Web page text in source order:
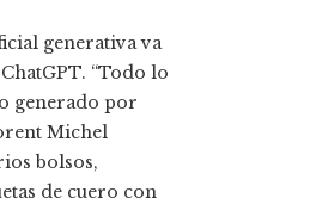
generativa va
“Todo lo
generado por
Michel
bolsos,
de cuero con